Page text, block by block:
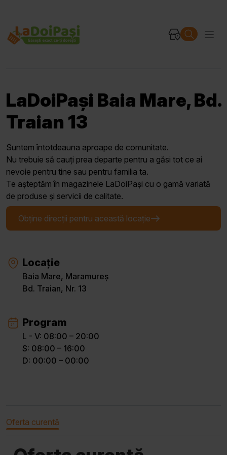
LaDoiPași Baia Mare, Bd.
Traian 13
Suntem întotdeauna aproape de comunitate.
Nu trebuie să cauți prea departe pentru a găsi tot ce ai
nevoie pentru tine sau pentru familia ta.
Te așteptăm în magazinele LaDoiPași cu o gamă variată
de produse și servicii de calitate.
Obține direcții pentru această locație
Locație
Baia Mare, Maramureș
Bd. Traian, Nr. 13
Program
L - V: 08:00 – 20:00
S: 08:00 – 16:00
D: 00:00 – 00:00
Oferta curentă